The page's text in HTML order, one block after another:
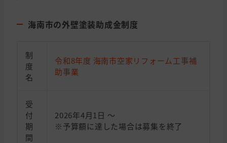
海南市の外壁塗装助成金制度
制
度
名
令和8年度 海南市空家リフォーム工事補
助事業
受
付
期
間
2026年4月1日 ～
※予算額に達した場合は募集を終了